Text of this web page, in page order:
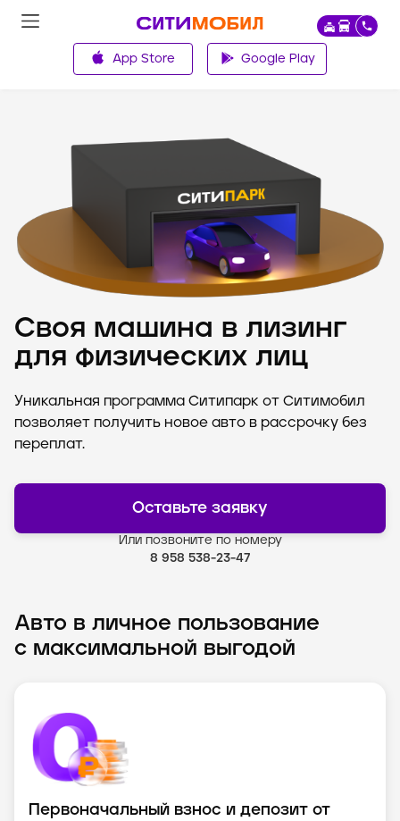
App Store Google Play
Своя машина в лизинг
для физических лиц
Уникальная программа Ситипарк от Ситимобил
позволяет получить новое авто в рассрочку без
переплат.
Оставьте заявку
Или позвоните по номеру
8 958 538-23-47
Авто в личное пользование
с максимальной выгодой
Первоначальный взнос и депозит от